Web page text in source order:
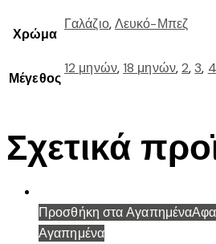
Χρώμα
Γαλάζιο,Λευκό-Μπεζ
Μέγεθος
12 μηνών,18 μηνών,2,3, 4
Σχετικά
Προσθήκη στα Αγαπημένα
Αγαπημένα